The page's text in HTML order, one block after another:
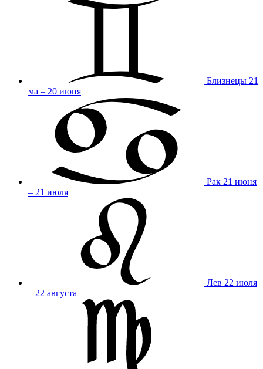
Близнецы 21
ма – 20 июня
Рак 21 июня
– 21 июля
Лев 22 июля
– 22 августа